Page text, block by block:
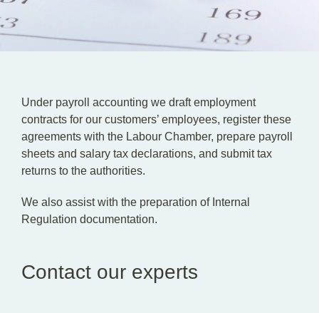
Under payroll accounting we draft employment
contracts for our customers’ employees, register these
agreements with the Labour Chamber, prepare payroll
sheets and salary tax declarations, and submit tax
returns to the authorities.
We also assist with the preparation of Internal
Regulation documentation.
Contact our experts